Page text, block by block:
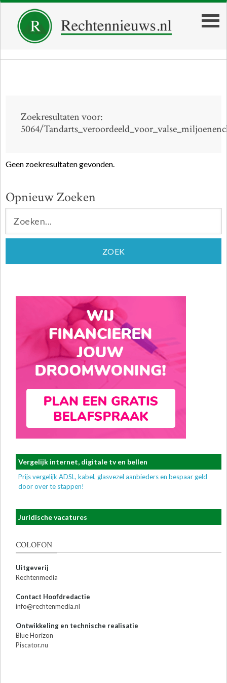
Zoekresultaten voor:
5064/
Geen zoekresultaten gevonden.
Opnieuw Zoeken
Vergelijk internet, digitale tv en bellen
Prijs vergelijk ADSL, kabel, glasvezel aanbieders en bespaar geld
door over te stappen!
Juridische vacatures
COLOFON
Uitgeverij
Rechtenmedia
Contact Hoofdredactie
info@rechtenmedia.nl
Ontwikkeling en technische realisatie
Blue Horizon
Piscator.nu